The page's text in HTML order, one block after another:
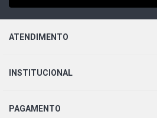
ATENDIMENTO
INSTITUCIONAL
PAGAMENTO